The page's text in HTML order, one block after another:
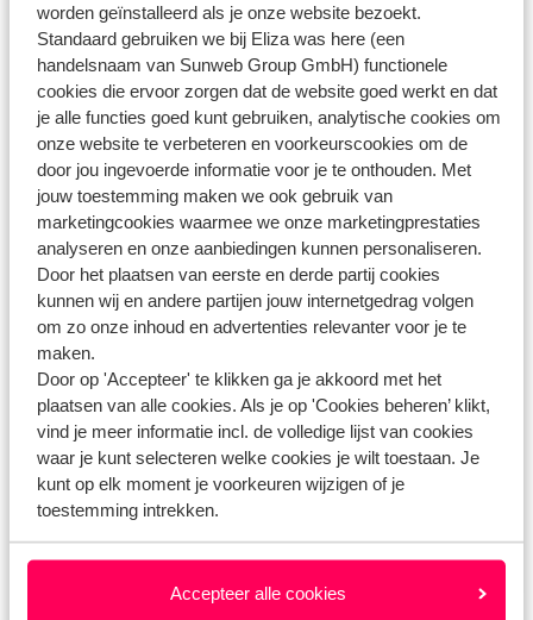
worden geïnstalleerd als je onze website bezoekt.
Standaard gebruiken we bij Eliza was here (een
handelsnaam van Sunweb Group GmbH) functionele
cookies die ervoor zorgen dat de website goed werkt en dat
je alle functies goed kunt gebruiken, analytische cookies om
onze website te verbeteren en voorkeurscookies om de
door jou ingevoerde informatie voor je te onthouden. Met
jouw toestemming maken we ook gebruik van
marketingcookies waarmee we onze marketingprestaties
analyseren en onze aanbiedingen kunnen personaliseren.
Door het plaatsen van eerste en derde partij cookies
kunnen wij en andere partijen jouw internetgedrag volgen
om zo onze inhoud en advertenties relevanter voor je te
maken.
Door op 'Accepteer' te klikken ga je akkoord met het
plaatsen van alle cookies. Als je op 'Cookies beheren’ klikt,
vind je meer informatie incl. de volledige lijst van cookies
waar je kunt selecteren welke cookies je wilt toestaan. Je
kunt op elk moment je voorkeuren wijzigen of je
toestemming intrekken.
Accepteer alle cookies
Heb jij jouw antwoord niet gevonden?
Whatsapp ons!
WhatsApp ons op het nummer +31102700820. Je
kunt ons op hetzelfde nummer ook bellen, houd dan
rekening met langere wachttijden.
Openingstijden:
Maandag t/m vrijdag: 09:00-18:00
Zaterdag: 10:00-17:00
Zondag: gesloten